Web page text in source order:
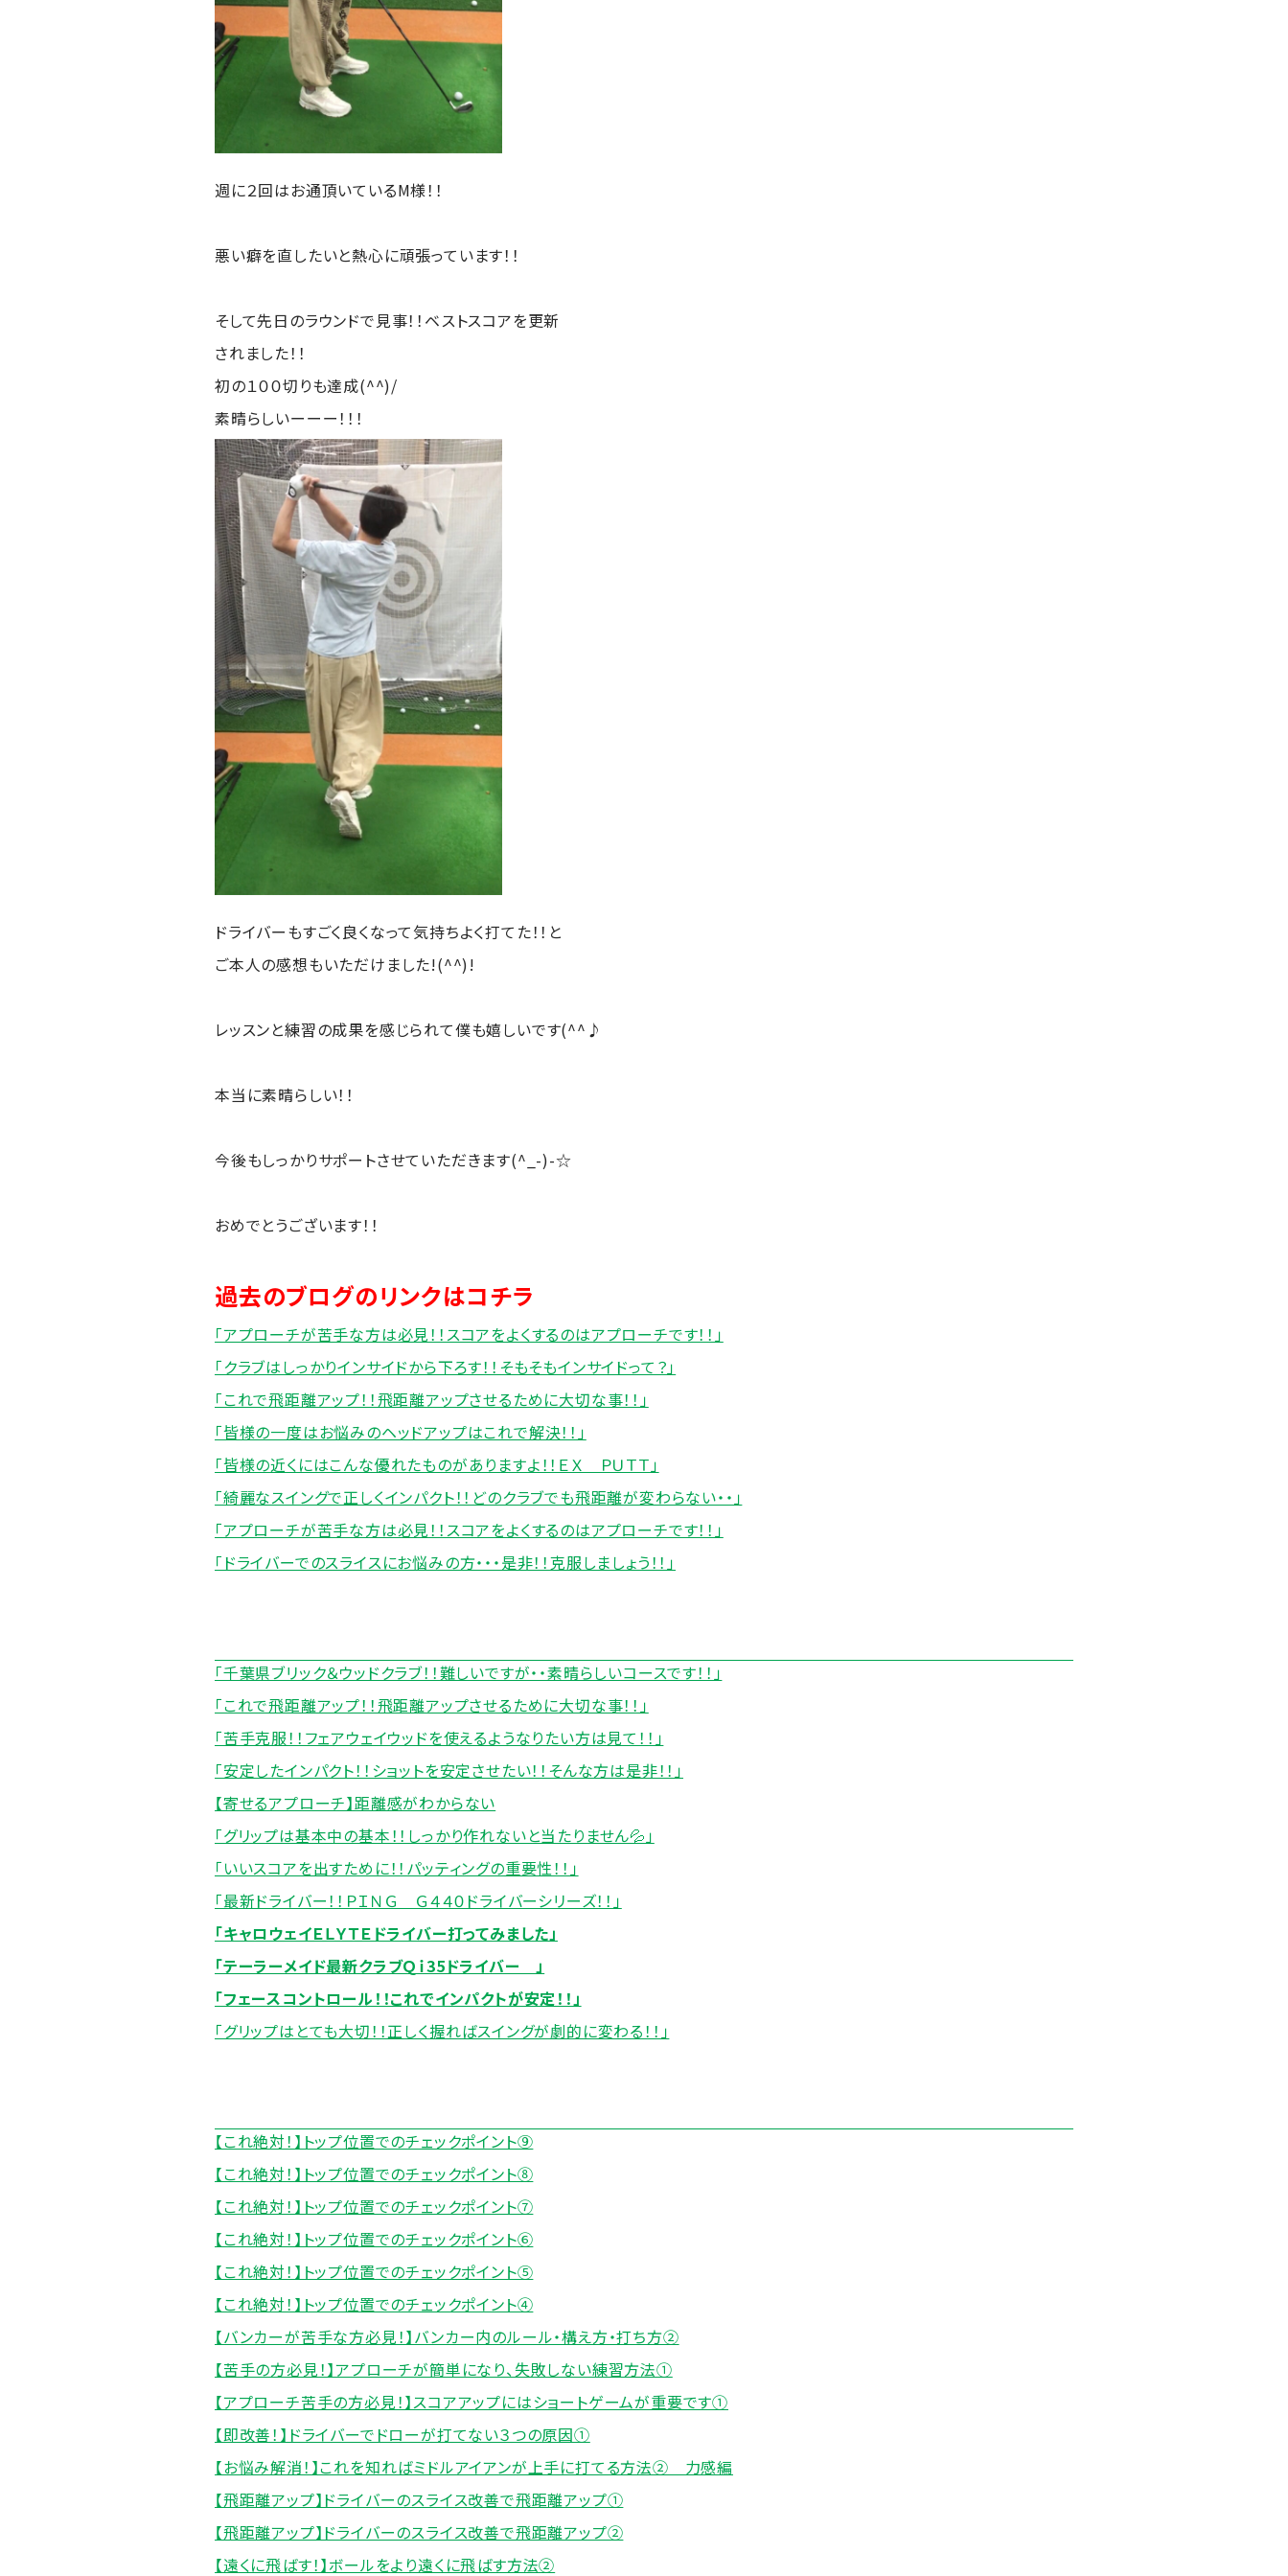
週に２回はお通頂いているM様！！
悪い癖を直したいと熱心に頑張っています！！
そして先日のラウンドで見事！！ベストスコアを更新
されました！！
初の１００切りも達成(^^)/
素晴らしいーーー！！！
ドライバーもすごく良くなって気持ちよく打てた！！と
ご本人の感想もいただけました!(^^)!
レッスンと練習の成果を感じられて僕も嬉しいです(^^♪
本当に素晴らしい！！
今後もしっかりサポートさせていただきます(^_-)-☆
おめでとうございます！！
過去のブログのリンクはコチラ
「アプローチが苦手な方は必見！！スコアをよくするのはアプローチです！！」
「クラブはしっかりインサイドから下ろす！！そもそもインサイドって？」
「これで飛距離アップ！！飛距離アップさせるために大切な事！！」
「皆様の一度はお悩みのヘッドアップはこれで解決！！」
「皆様の近くにはこんな優れたものがありますよ！！ＥＸ ＰＵＴＴ」
「綺麗なスイングで正しくインパクト！！どのクラブでも飛距離が変わらない・・」
「アプローチが苦手な方は必見！！スコアをよくするのはアプローチです！！」
「ドライバーでのスライスにお悩みの方・・・是非！！克服しましょう！！」
「千葉県ブリック＆ウッドクラブ！！難しいですが・・素晴らしいコースです！！」
「これで飛距離アップ！！飛距離アップさせるために大切な事！！」
「苦手克服！！フェアウェイウッドを使えるようなりたい方は見て！！」
「安定したインパクト！！ショットを安定させたい！！そんな方は是非！！」
【寄せるアプローチ】距離感がわからない
「グリップは基本中の基本！！しっかり作れないと当たりません💦」
「いいスコアを出すために！！パッティングの重要性！！」
「最新ドライバー！！ＰＩＮＧ Ｇ４４０ドライバーシリーズ！！」
「キャロウェイＥＬＹＴＥドライバー打ってみました」
「テーラーメイド最新クラブＱｉ35ドライバー 」
「フェースコントロール！！これでインパクトが安定！！」
「グリップはとても大切！！正しく握ればスイングが劇的に変わる！！」
【これ絶対！】トップ位置でのチェックポイント⑨
【これ絶対！】トップ位置でのチェックポイント⑧
【これ絶対！】トップ位置でのチェックポイント⑦
【これ絶対！】トップ位置でのチェックポイント⑥
【これ絶対！】トップ位置でのチェックポイント⑤
【これ絶対！】トップ位置でのチェックポイント④
【バンカーが苦手な方必見！】バンカー内のルール・構え方・打ち方②
【苦手の方必見！】アプローチが簡単になり、失敗しない練習方法①
【アプローチ苦手の方必見！】スコアアップにはショートゲームが重要です①
【即改善！】ドライバーでドローが打てない３つの原因①
【お悩み解消！】これを知ればミドルアイアンが上手に打てる方法② 力感編
【飛距離アップ】ドライバーのスライス改善で飛距離アップ①
【飛距離アップ】ドライバーのスライス改善で飛距離アップ②
【遠くに飛ばす！】ボールをより遠くに飛ばす方法②